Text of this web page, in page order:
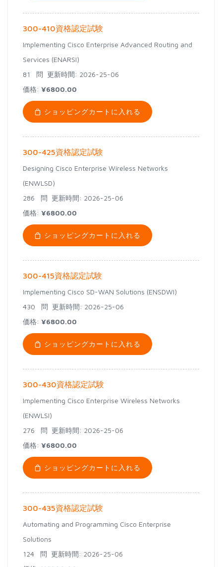
300-410資格認定試験
Implementing Cisco Enterprise Advanced Routing and
Services (ENARSI)
81 問 更新時間: 2026-25-06
価格: ¥6800.00
ショッピングカートに入れる
300-425資格認定試験
Designing Cisco Enterprise Wireless Networks
(ENWLSD)
286 問 更新時間: 2026-25-06
価格: ¥6800.00
ショッピングカートに入れる
300-415資格認定試験
Implementing Cisco SD-WAN Solutions (ENSDWI)
430 問 更新時間: 2026-25-06
価格: ¥6800.00
ショッピングカートに入れる
300-430資格認定試験
Implementing Cisco Enterprise Wireless Networks
(ENWLSI)
276 問 更新時間: 2026-25-06
価格: ¥6800.00
ショッピングカートに入れる
300-435資格認定試験
Automating and Programming Cisco Enterprise
Solutions
124 問 更新時間: 2026-25-06